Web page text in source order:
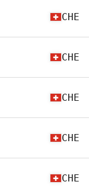
CHE
CHE
CHE
CHE
CHE